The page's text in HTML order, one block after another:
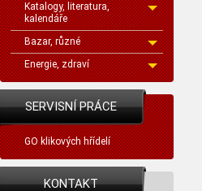
Katalogy, literatura,
kalendáře
Bazar, různé
Energie, zdraví
SERVISNÍ PRÁCE
GO klikových hřídelí
KONTAKT